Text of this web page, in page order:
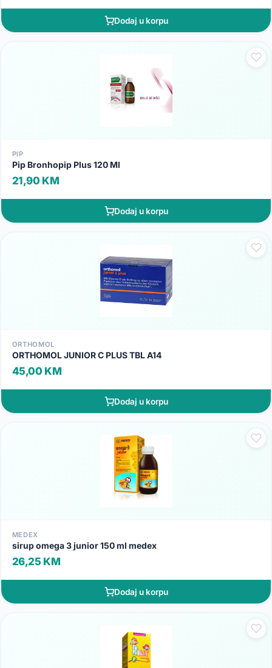
Dodaj u korpu
PIP
Pip Bronhopip Plus 120 Ml
21,90 KM
Dodaj u korpu
ORTHOMOL
ORTHOMOL JUNIOR C PLUS TBL A14
45,00 KM
Dodaj u korpu
MEDEX
sirup omega 3 junior 150 ml medex
26,25 KM
Dodaj u korpu